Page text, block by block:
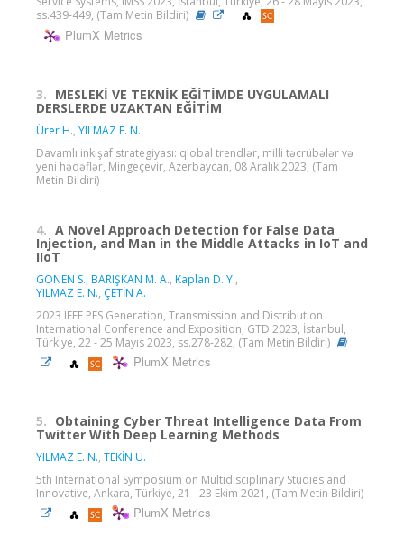
ss.439-449, (Tam Metin Bildiri)
PlumX Metrics
3. MESLEKİ VE TEKNİK EĞİTİMDE UYGULAMALI
DERSLERDE UZAKTAN EĞİTİM
Ürer H., YILMAZ E. N.
Davamlı inkişaf strategiyası: qlobal trendlər, milli təcrübələr və
yeni hədəflər, Mingeçevir, Azerbaycan, 08 Aralık 2023, (Tam
Metin Bildiri)
4. A Novel Approach Detection for False Data
Injection, and Man in the Middle Attacks in IoT and
IIoT
GÖNEN S., BARIŞKAN M. A., Kaplan D. Y.,
YILMAZ E. N., ÇETİN A.
2023 IEEE PES Generation, Transmission and Distribution
International Conference and Exposition, GTD 2023, İstanbul,
Türkiye, 22 - 25 Mayıs 2023, ss.278-282, (Tam Metin Bildiri)
PlumX Metrics
5. Obtaining Cyber Threat Intelligence Data From
Twitter With Deep Learning Methods
YILMAZ E. N., TEKİN U.
5th International Symposium on Multidisciplinary Studies and
Innovative, Ankara, Türkiye, 21 - 23 Ekim 2021, (Tam Metin Bildiri)
PlumX Metrics